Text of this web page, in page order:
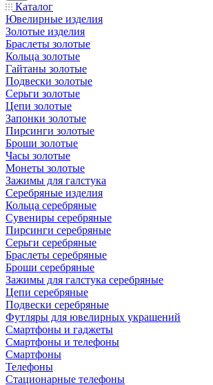
Каталог
Ювелирные изделия
Золотые изделия
Браслеты золотые
Кольца золотые
Гайтаны золотые
Подвески золотые
Серьги золотые
Цепи золотые
Запонки золотые
Пирсинги золотые
Броши золотые
Часы золотые
Монеты золотые
Зажимы для галстука
Серебряные изделия
Кольца серебряные
Сувениры серебряные
Пирсинги серебряные
Серьги серебряные
Браслеты серебряные
Броши серебряные
Зажимы для галстука серебряные
Цепи серебряные
Подвески серебряные
Футляры для ювелирных украшений
Смартфоны и гаджеты
Смартфоны и телефоны
Смартфоны
Телефоны
Стационарные телефоны